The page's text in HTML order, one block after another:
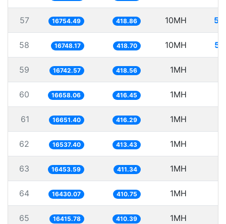
57 16754.49 418.86 10MH
58 16748.17 418.70 10MH
59 16742.57 418.56 1MH
60 16658.06 416.45 1MH
61 16651.40 416.29 1MH
62 16537.40 413.43 1MH
63 16453.59 411.34 1MH
64 16430.07 410.75 1MH
65 16415.78 410.39 1MH